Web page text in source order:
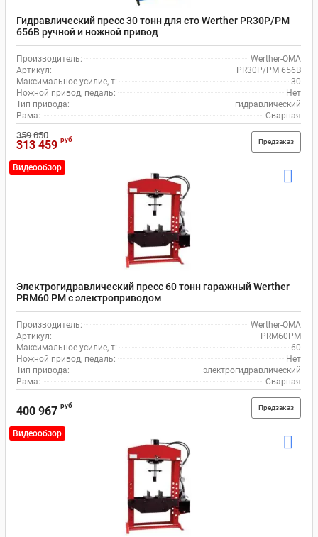
Гидравлический пресс 30 тонн для сто Werther PR30P/PM
656B ручной и ножной привод
Производитель:
Werther-OMA
Артикул:
PR30P/PM 656B
Максимальное усилие, т:
30
Ножной привод, педаль:
Нет
Тип привода:
гидравлический
Рама:
Сварная
359 050
313 459 руб Предзаказ
Видеообзор
Электрогидравлический пресс 60 тонн гаражный Werther
PRM60 PM с электроприводом
Производитель:
Werther-OMA
Артикул:
PRM60PM
Максимальное усилие, т:
60
Ножной привод, педаль:
Нет
Тип привода:
электрогидравлический
Рама:
Сварная
400 967 руб Предзаказ
Видеообзор